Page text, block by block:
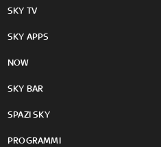
SKY TV
SKY APPS
NOW
SKY BAR
SPAZI SKY
PROGRAMMI